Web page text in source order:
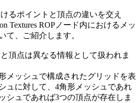
るポイントと頂点の違いを交え
Textures ROPノード内におけるメッ
て、ご紹介します。
頂点は異なる情報として扱われま
メッシュで構成されたグリッドを表
ュに対して、4角形メッシュであれ
シュであれば3つの頂点が存在しま